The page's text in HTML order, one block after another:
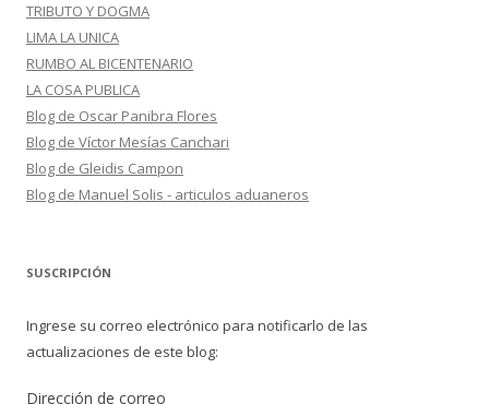
TRIBUTO Y DOGMA
LIMA LA UNICA
RUMBO AL BICENTENARIO
LA COSA PUBLICA
Blog de Oscar Panibra Flores
Blog de Víctor Mesías Canchari
Blog de Gleidis Campon
Blog de Manuel Solis - articulos aduaneros
SUSCRIPCIÓN
Ingrese su correo electrónico para notificarlo de las
actualizaciones de este blog:
Dirección de correo